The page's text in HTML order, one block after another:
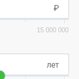
15 000 000